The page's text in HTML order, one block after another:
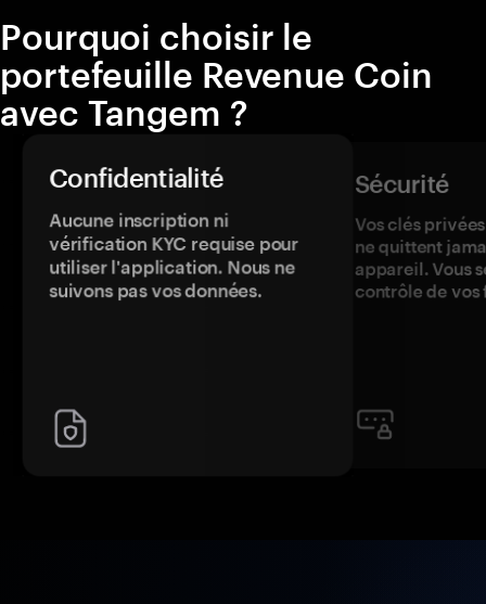
Pourquoi choisir le
portefeuille Revenue Coin
avec Tangem ?
Confidentialité
Aucune inscription ni
vérification KYC requise pour
utiliser l'application. Nous ne
suivons pas vos données.
Sécurité
Vos clés
ne quittent
appareil. Vous
contrôle de vos